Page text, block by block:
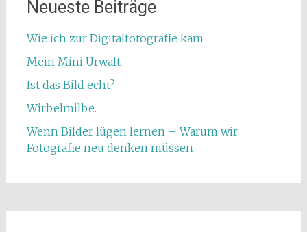
Neueste Beiträge
Wie ich zur Digitalfotografie kam
Mein Mini Urwalt
Ist das Bild echt?
Wirbelmilbe.
Wenn Bilder lügen lernen – Warum wir
Fotografie neu denken müssen